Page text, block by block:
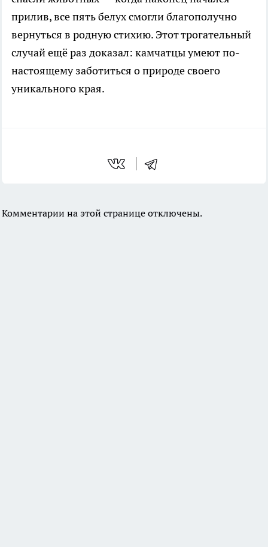
прилив, все пять белух смогли благополучно
вернуться в родную стихию. Этот трогательный
случай ещё раз доказал: камчатцы умеют по-
настоящему заботиться о природе своего
уникального края.
Комментарии на этой странице отключены.